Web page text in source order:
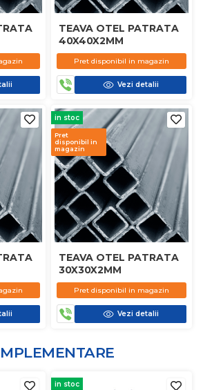
TEAVA OTEL PATRATA
40X40X2MM
Pret disponibil in magazin
Vezi detalii
in stoc
Pret
disponibil in
magazin
TEAVA OTEL PATRATA
30X30X2MM
Pret disponibil in magazin
Vezi detalii
in stoc